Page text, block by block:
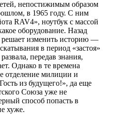
непостижимым образом
в 1965 году. С ним
RAV4», ноутбук с массой
оборудование. Назад
решает изменить историю —
в период «застоя»
передав знания,
Однако в те времена
отделение милиции и
из будущего!», да еще
Союза уже не
способ попасть в
хуже.